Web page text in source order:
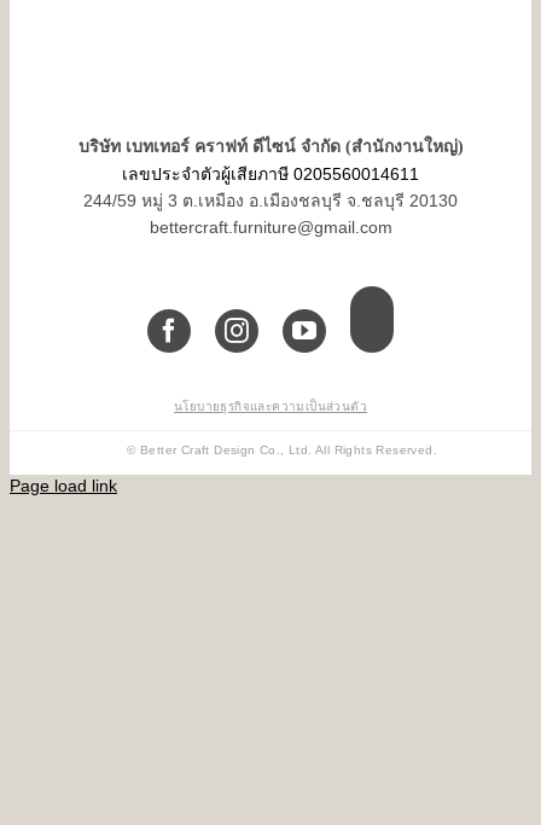
บริษัท เบทเทอร์ คราฟท์ ดีไซน์ จำกัด (สำนักงานใหญ่)
เลขประจำตัวผู้เสียภาษี 0205560014611
244/59 หมู่ 3 ต.เหมือง อ.เมืองชลบุรี จ.ชลบุรี 20130
bettercraft.furniture@gmail.com
นโยบายธุรกิจและความเป็นส่วนตัว
© Better Craft Design Co., Ltd. All Rights Reserved.
Page load link